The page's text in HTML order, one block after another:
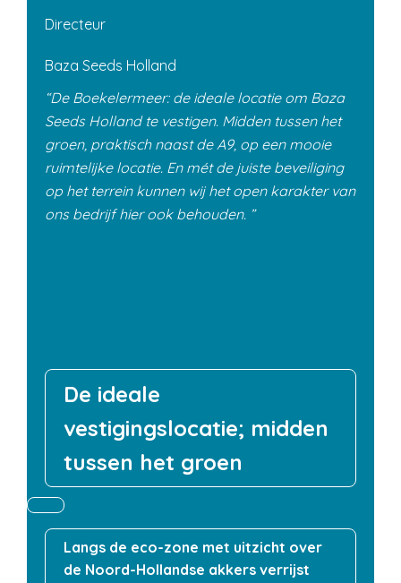
Directeur
Baza Seeds Holland
De Boekelermeer: de ideale locatie om Baza
Seeds Holland te vestigen. Midden tussen het
groen, praktisch naast de A9, op een mooie
ruimtelijke locatie. En mét de juiste beveiliging
op het terrein kunnen wij het open karakter van
ons bedrijf hier ook behouden.
De ideale
vestigingslocatie; midden
tussen het groen
Langs de eco-zone met uitzicht over
de Noord-Hollandse akkers verrijst